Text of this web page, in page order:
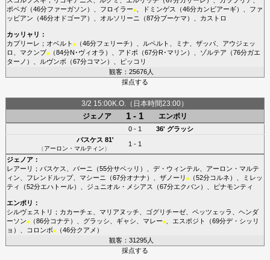
ポベガ（46分ファーガソン ）、 フロイラー■、 ドミンゲス （46分カンビアーギ）、 ファ
ッビアン （46分オドゴーア ）、 オルソリーニ （87分ブーケマ ）、 カストロ
カッリャリ ：
カプリーレ ； オベルト ■（46分フェリーチ ）、 ルペルト ミナ ザッパ、 アウジェッ
ロ
マクンブ■（84分N･ヴィオラ ）、 アドポ （67分R･マリン ）、 ゾルテア （76分ガエ
ターノ ）、 ルヴンボ（67分コマン ）、
ピッコリ
観客：25676人
採点する
3/2 15:00K.O.（日本時間23:00）
ジェノア
1 - 1 エンポリ
0 - 1 36' グラッシ
バスケス 81'
（アーロン・マルティン）
1 - 1
ジェノア：
レアーリ
； バスケス バーニ （55分サベッリ ）、 デ・ウィンテル、 アーロン・マルテ
ィン
フレンドルップ、 マシーニ （67分オナナ ）、 ザノーリ ■（52分コルネ ）、
ミレッ
ティ
（52分エハトール）、 ジュニオル・メシアス （67分エクバン ）、 ピナモンティ
エンポリ ：
シルヴェストリ
； カカーチェ マリアヌッチ ゴグリチーゼ、 ペッツェッラ
ヘンダ
ーソン■（86分コナテ ）、 グラッシ ギャシ マレー■、 エスポジト （69分デ・シッリ
ョ ）、 コロンボ■（46分クアメ ）
観客：31295人
採点する